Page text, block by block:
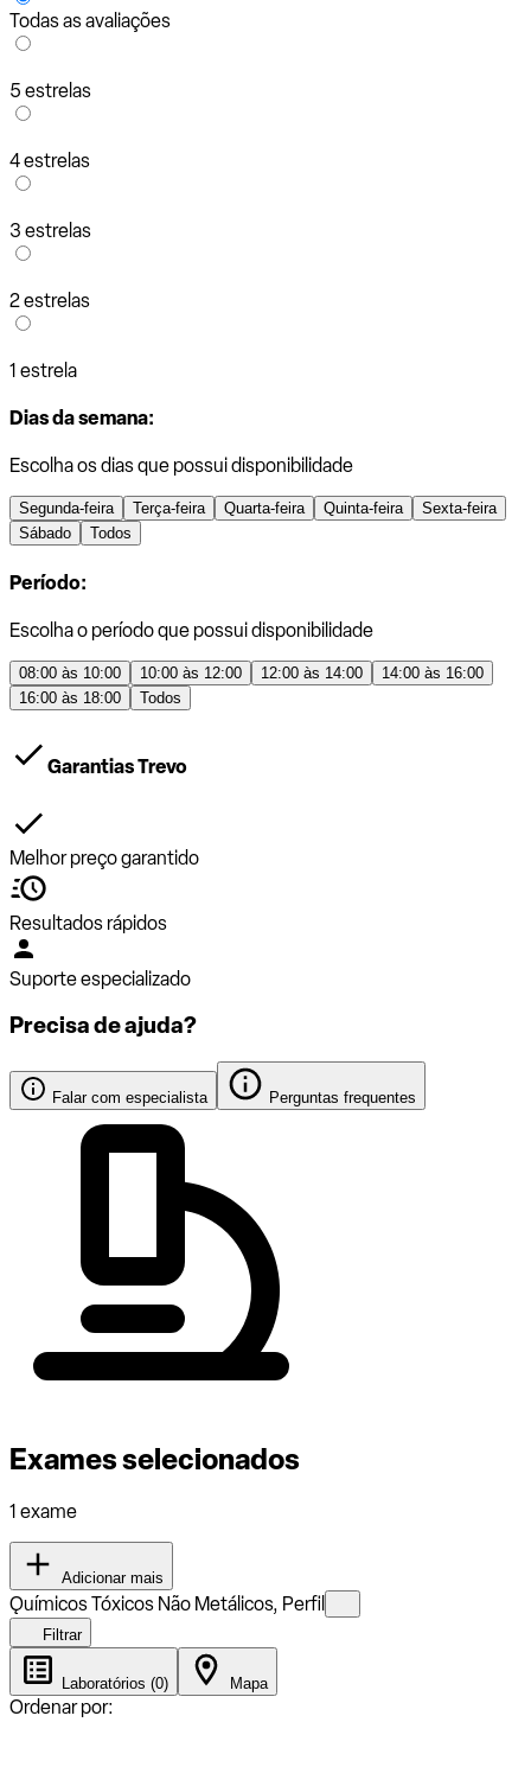
Todas as avaliações
5 estrelas
4 estrelas
3 estrelas
2 estrelas
1 estrela
Dias da semana:
Escolha os dias que possui disponibilidade
Segunda-feira Terça-feira Quarta-feira Quinta-feira
Sexta-feira
Sábado
Todos
Período:
Escolha o período que possui disponibilidade
08:00 às 10:00 10:00 às 12:00 12:00 às 14:00
14:00 às 16:00
16:00 às 18:00
Todos
Garantias Trevo
Melhor preço garantido
Resultados rápidos
Suporte especializado
Precisa de ajuda?
Falar com especialista Perguntas frequentes
Exames selecionados
1 exame
Adicionar mais
Ǫuímicos Tóxicos Não Metálicos, Perfil
Filtrar
Laboratórios (0) Mapa
Ordenar por: